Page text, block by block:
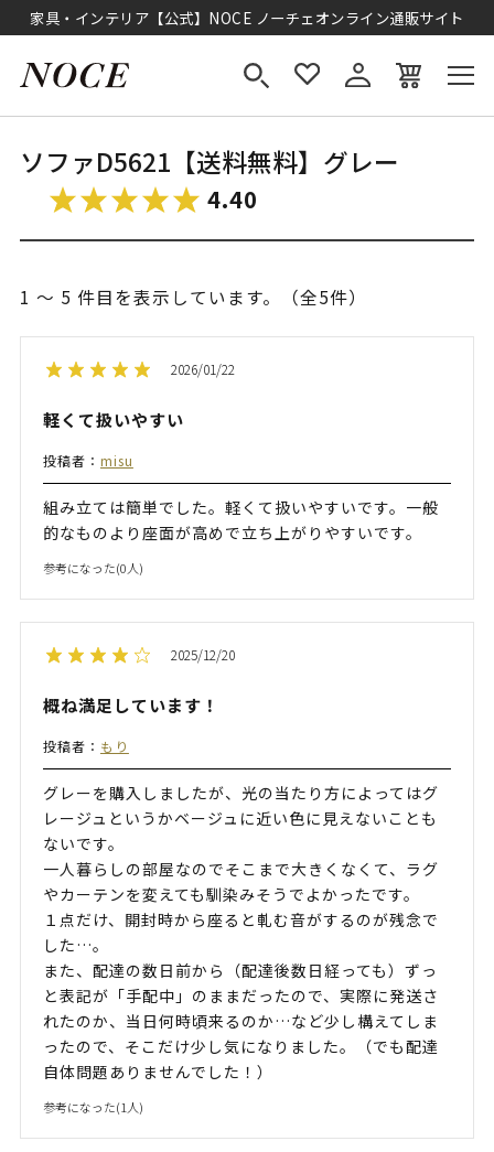
家具・インテリア【公式】NOCE ノーチェオンライン通販サイト
ソファD5621【送料無料】グレー
4.40
1 ～ 5 件目を表示しています。（全5件）
2026/01/22
軽くて扱いやすい
投稿者： misu
組み立ては簡単でした。軽くて扱いやすいです。一般
的なものより座面が高めで立ち上がりやすいです。
参考になった(0人)
2025/12/20
概ね満足しています！
投稿者： もり
グレーを購入しましたが、光の当たり方によってはグ
レージュというかベージュに近い色に見えないことも
ないです。
一人暮らしの部屋なのでそこまで大きくなくて、ラグ
やカーテンを変えても馴染みそうでよかったです。
１点だけ、開封時から座ると軋む音がするのが残念で
した…。
また、配達の数日前から（配達後数日経っても）ずっ
と表記が「手配中」のままだったので、実際に発送さ
れたのか、当日何時頃来るのか…など少し構えてしま
ったので、そこだけ少し気になりました。（でも配達
自体問題ありませんでした！）
参考になった(1 人)